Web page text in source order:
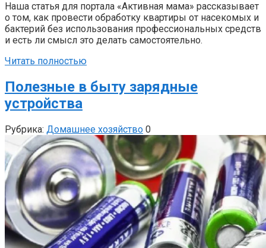
Наша статья для портала «Активная мама» рассказывает
о том, как провести обработку квартиры от насекомых и
бактерий без использования профессиональных средств
и есть ли смысл это делать самостоятельно.
Читать полностью
Полезные в быту зарядные
устройства
Рубрика: Домашнее хозяйство 0